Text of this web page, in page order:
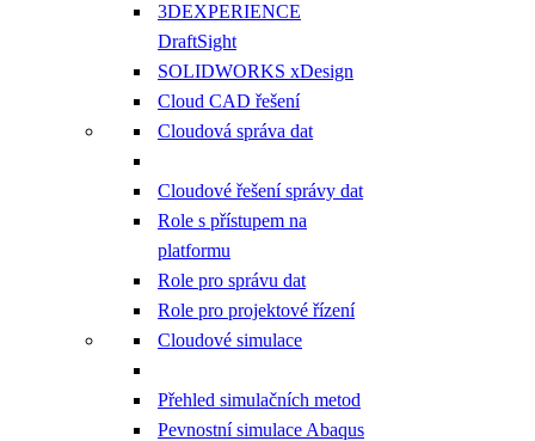
3DEXPERIENCE
DraftSight
SOLIDWORKS xDesign
Cloud CAD řešení
Cloudová správa dat
Cloudové řešení správy dat
Role s přístupem na
platformu
Role pro správu dat
Role pro projektové řízení
Cloudové simulace
Přehled simulačních metod
Pevnostní simulace Abaqus